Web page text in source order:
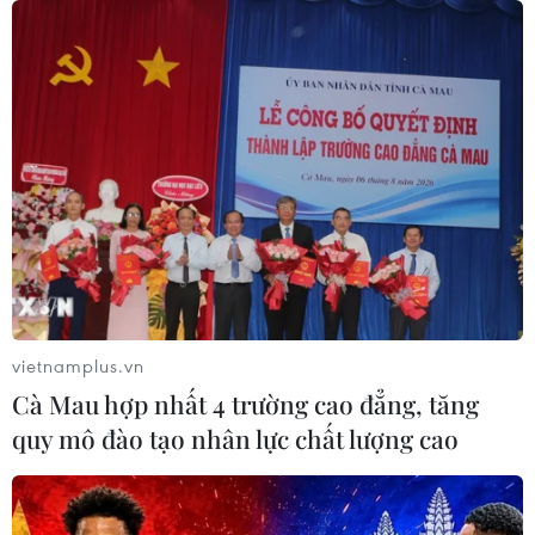
golf của Tổng thống Trump
05/08/2026 06:57
Mỹ cấm xuất khẩu vật liệu pin tái chế
và phế liệu vonfram trong một năm
05/08/2026 06:53
Brazil hạ cấp quan hệ với Argentina,
căng thẳng ngoại giao với Mỹ
Mỹ dự chi thêm 1,4 tỷ USD cho hoạt
động của Vệ binh Quốc gia
vietnamplus.vn
Cà Mau hợp nhất 4 trường cao đẳng, tăng
quy mô đào tạo nhân lực chất lượng cao